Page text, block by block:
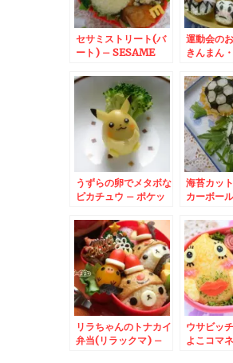
セサミストリート(バ
ート) – SESAME
BERT☆
運動会の
きんまん
うずらの卵でメタボな
ピカチュウ – ポケッ
海苔カッ
カーボー
リの切り
リラちゃんのトナカイ
弁当(リラックマ) –
ウサビッ
よこコマ